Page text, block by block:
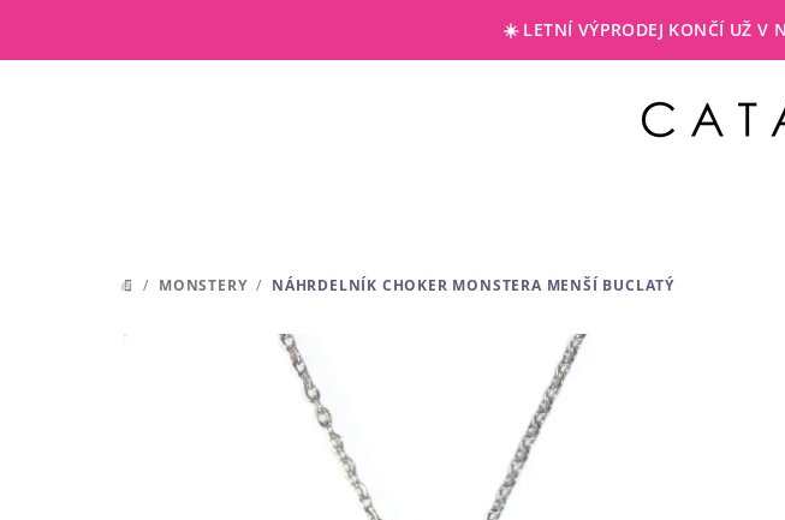
☀️ LETNÍ VÝPRODEJ KONČÍ UŽ V
DOMŮ
/ MONSTERY / NÁHRDELNÍK CHOKER MONSTERA MENŠÍ BUCLATÝ